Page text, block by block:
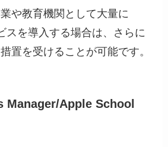
や教育機関として大量に
スを導入する場合は、さらに
置を受けることが可能です。
Manager/Apple School